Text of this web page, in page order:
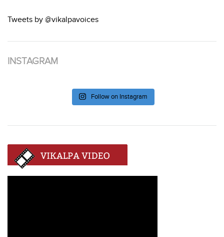
Tweets by @vikalpavoices
INSTAGRAM
Follow on Instagram